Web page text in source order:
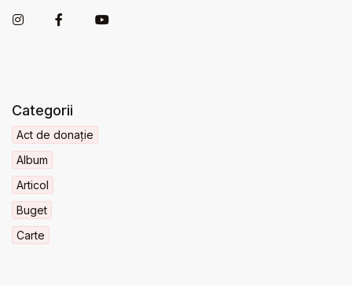
Categorii
Act de donație
Album
Articol
Buget
Carte